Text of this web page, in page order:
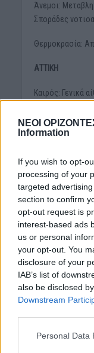
ΝΕΟΙ
Information
If you wish to opt-
processing of your
targeted
section to confirm
opt-out request is
interest-based ads
us or personal
your opt-out. You
disclosure of your
IAB’s list of
also be disclosed
Downstream
Personal Data
Άνεμοι:
Σποράδες
Θερμοκρασία:
ΑΤΤΙΚΗ
Καιρός: Γενικά
Άνεμοι:
απογευματινές
Θερμοκρασία:
Καιρός: Αραιές
μεσημέρι –
εκδηλωθούν
Άνεμοι:
Θερμοκρασία:
ΠΡΟΓΝΩΣΗ ΓΙΑ
Αραιές